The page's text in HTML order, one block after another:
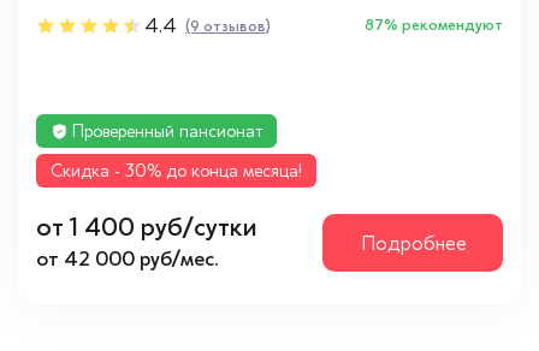
4.4 (9 отзывов) 87% рекомендуют
Проверенный пансионат
Cкидка - 30% до конца месяца!
от 1 400 руб/сутки
от 42 000 руб/мес.
Подробнее